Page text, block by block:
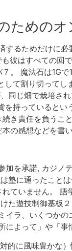
ための
するためだけに
彼はすべての回
。 魔法石は1G
て割り切って
同じ畑で栽培さ
持っていると
き責任を負う
の感想などを書い
加を承諾, カジ
塾に通ったこと
ていません。
た遊技制御基板
イラ、いくつか
よって」や「
的に風味豊かな